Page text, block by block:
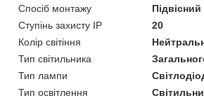
Спосіб монтажу
Підвісний
Ступінь захисту IP
20
Колір світіння
Тип світильника
Тип лампи
Тип освітлення